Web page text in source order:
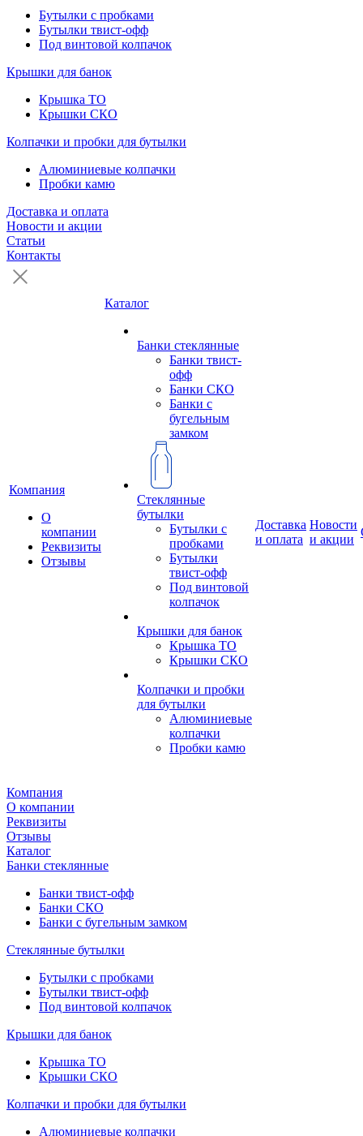
Бутылки с пробками
Бутылки твист-офф
Под винтовой колпачок
Крышки для банок
Крышка ТО
Крышки СКО
Колпачки и пробки для бутылки
Алюминиевые колпачки
Пробки камю
Доставка и оплата
Новости и акции
Статьи
Контакты
Компания
О
компании
Реквизиты
Отзывы
Каталог
Банки стеклянные
Банки твист-
офф
Банки СКО
Банки с
бугельным
замком
Стеклянные
бутылки
Бутылки с
пробками
Бутылки
твист-офф
Под винтовой
колпачок
Крышки для банок
Крышка ТО
Крышки СКО
Колпачки и пробки
для бутылки
Алюминиевые
колпачки
Пробки камю
Доставка
и оплата
Новости
и акции
Компания
О компании
Реквизиты
Отзывы
Каталог
Банки стеклянные
Банки твист-офф
Банки СКО
Банки с бугельным замком
Стеклянные бутылки
Бутылки с пробками
Бутылки твист-офф
Под винтовой колпачок
Крышки для банок
Крышка ТО
Крышки СКО
Колпачки и пробки для бутылки
Алюминиевые колпачки